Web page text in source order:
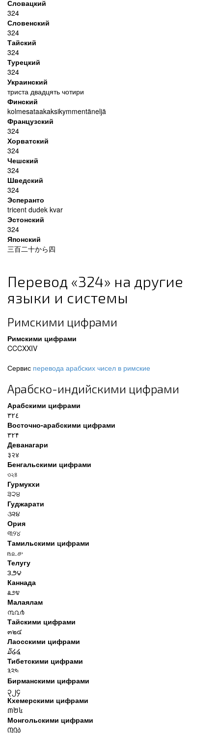
Словацкий
324
Словенский
324
Тайский
324
Турецкий
324
Украинский
триста двадцять чотири
Финский
kolmesataakaksikymmentäneljä
Французский
324
Хорватский
324
Чешский
324
Шведский
324
Эсперанто
tricent dudek kvar
Эстонский
324
Японский
三百二十から四
Перевод «324» на другие
языки и системы
Римскими цифрами
Римскими цифрами
CCCXXIV
Сервис перевода арабских чисел в римские
Арабско-индийскими цифрами
Арабскими цифрами
٣٢٤
Восточно-арабскими цифрами
۳۲۴
Деванагари
३२४
Бенгальскими цифрами
৩২৪
Гурмукхи
੩੨੪
Гуджарати
૩૨૪
Ория
୩୨୪
Тамильскими цифрами
௩௨௪
Телугу
౩౨౪
Каннада
೩೨೪
Малаялам
൩൨൪
Тайскими цифрами
๓๒๔
Лаосскими цифрами
໓໒໔
Тибетскими цифрами
༣༢༤
Бирманскими цифрами
၃၂၄
Кхемерскими цифрами
៣២៤
Монгольскими цифрами
᠓᠒᠔